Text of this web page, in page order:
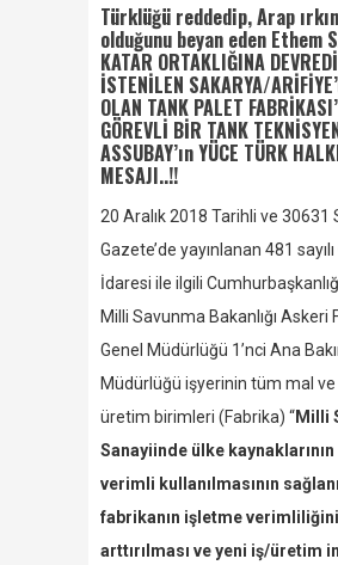
Türklüğü reddedip, Arap
olduğunu beyan eden Ethem
KATAR ORTAKLIĞINA
İSTENİLEN SAKARYA/
OLAN TANK PALET
GÖREVLİ BİR TANK
ASSUBAY’ın YÜCE TÜRK
MESAJI..!!
20 Aralık 2018 Tarihli ve 30631
Gazete’de yayınlanan 481
İdaresi ile ilgili
Milli Savunma Bakanlığı Askeri
Genel Müdürlüğü 1’nci Ana
Müdürlüğü işyerinin tüm mal
üretim birimleri (Fabrika) “Milli
Sanayiinde ülke
verimli kullanılmasının
fabrikanın işletme
arttırılması ve yeni iş/üretim